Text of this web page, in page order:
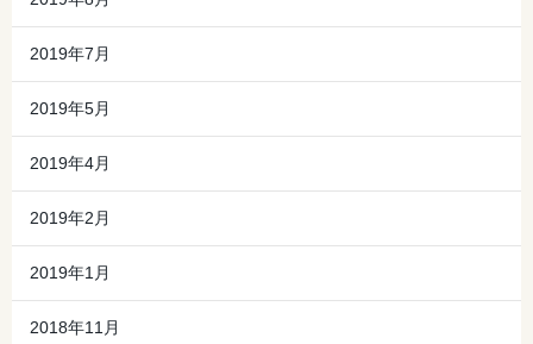
2019年7月
2019年5月
2019年4月
2019年2月
2019年1月
2018年11月